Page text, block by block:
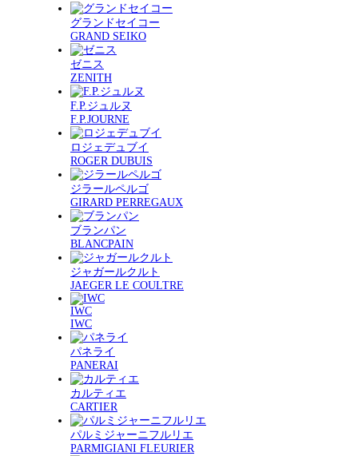
グランドセイコー
GRAND SEIKO
ゼニス
ZENITH
F.P.ジュルヌ
F.P.JOURNE
ロジェデュブイ
ROGER DUBUIS
ジラールペルゴ
GIRARD PERREGAUX
ブランパン
BLANCPAIN
ジャガールクルト
JAEGER LE COULTRE
IWC
IWC
パネライ
PANERAI
カルティエ
CARTIER
パルミジャーニフルリエ
PARMIGIANI FLEURIER